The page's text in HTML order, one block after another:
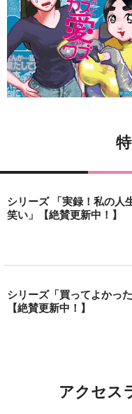
シリーズ 「実録！私の人
笑い」【絶賛更新中！】
シリーズ「買ってよかった
【絶賛更新中！】
アクセス